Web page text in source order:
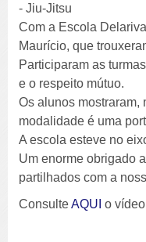
- Jiu-Jitsu
Com a Escola
Maurício, que
Participaram as
e o respeito mútuo.
Os alunos
modalidade é uma
A escola esteve no
Um enorme obrigado
partilhados com a
ConsulteAQUI o